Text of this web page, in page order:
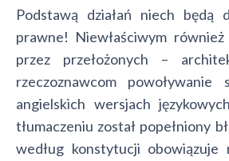
Podstawą działań niech będą
prawne! Niewłaściwym
przez przełożonych –
rzeczoznawcom
angielskich wersjach
tłumaczeniu został popełniony
według konstytucji obowiązuje